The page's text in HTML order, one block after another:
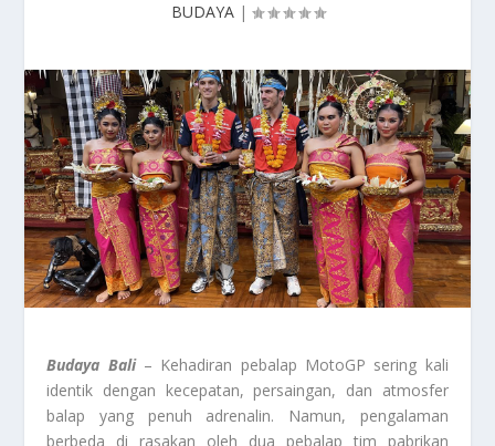
BUDAYA|
Budaya Bali– Kehadiran pebalap MotoGP sering kali
identik dengan kecepatan, persaingan, dan atmosfer
balap yang penuh adrenalin. Namun, pengalaman
berbeda di rasakan oleh dua pebalap tim pabrikan